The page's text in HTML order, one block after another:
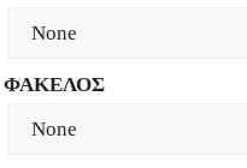
ΦΑΚΕΛΟΣ